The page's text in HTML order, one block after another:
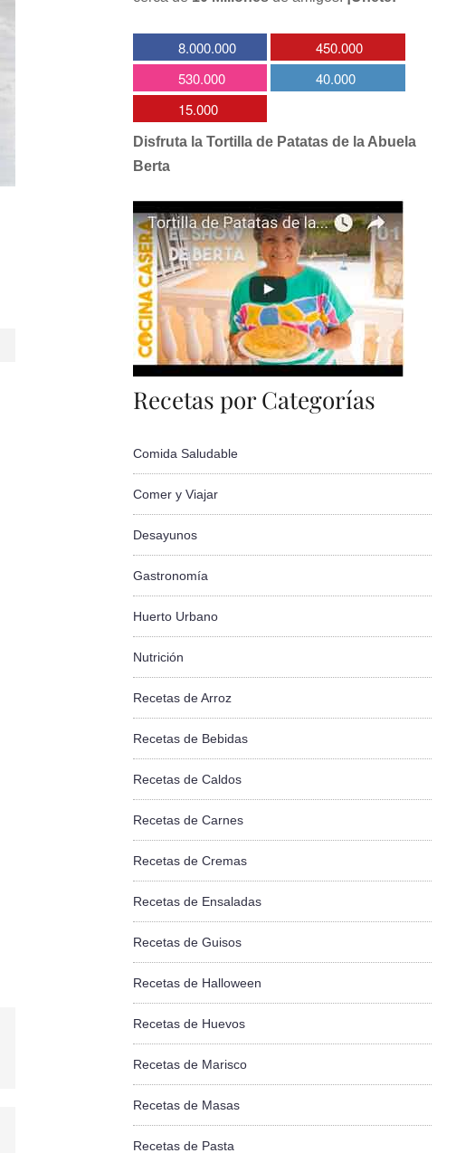
8.000.000
450.000
530.000
40.000
15.000
Disfruta la Tortilla de Patatas de la Abuela
Berta
Recetas por Categorías
Comida Saludable
Comer y Viajar
Desayunos
Gastronomía
Huerto Urbano
Nutrición
Recetas de Arroz
Recetas de Bebidas
Recetas de Caldos
Recetas de Carnes
Recetas de Cremas
Recetas de Ensaladas
Recetas de Guisos
Recetas de Halloween
Recetas de Huevos
Recetas de Marisco
Recetas de Masas
Recetas de Pasta